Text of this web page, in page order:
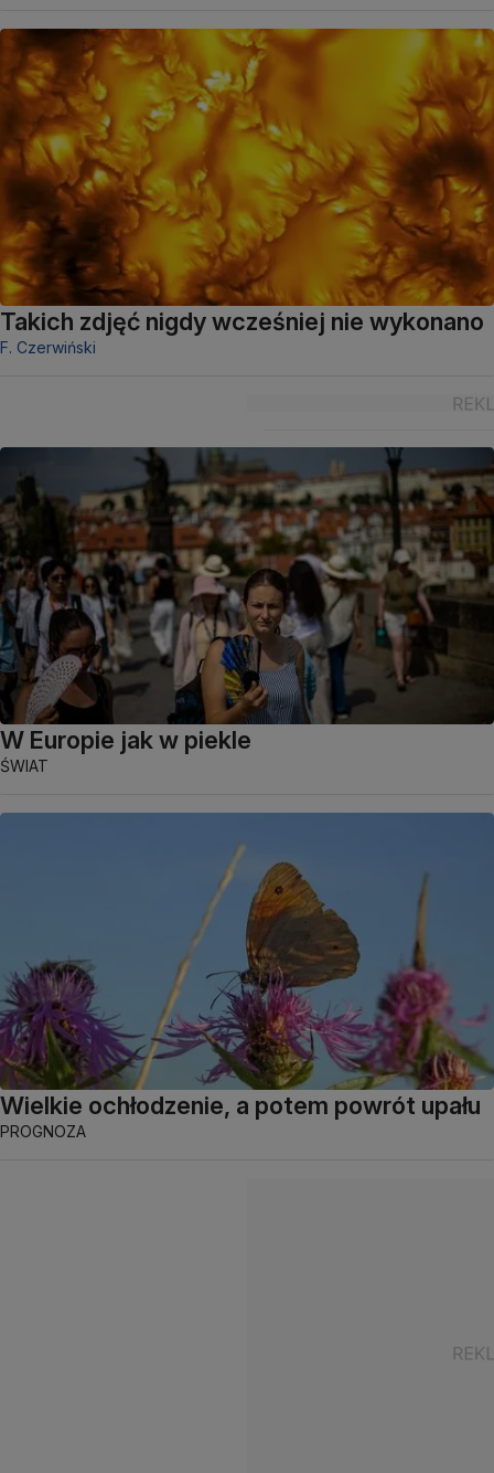
Takich zdjęć nigdy wcześniej nie wykonano
F. Czerwiński
W Europie jak w piekle
ŚWIAT
Wielkie ochłodzenie, a potem powrót upału
PROGNOZA